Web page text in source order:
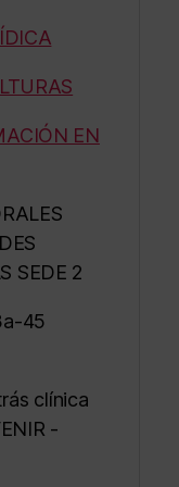
EN
SEDE 2
45
clínica
-